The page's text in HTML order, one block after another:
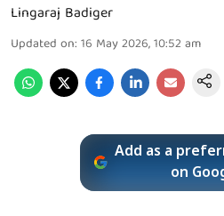
Lingaraj Badiger
Updated on: 16 May 2026, 10:52 am
Add as a
on